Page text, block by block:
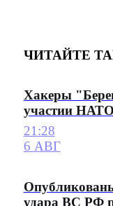
ЧИТАЙТЕ
Хакеры
участии
21:28
6 АВГ
удара ВС РФ